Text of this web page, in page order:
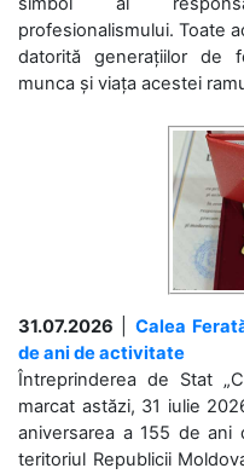
profesionalismului. Toate
datorită generațiilor de
munca și viața acestei
31.07.2026
Calea
de ani de activitate
Întreprinderea de Stat
marcat astăzi, 31 iulie
aniversarea a 155 de ani
teritoriul Republicii